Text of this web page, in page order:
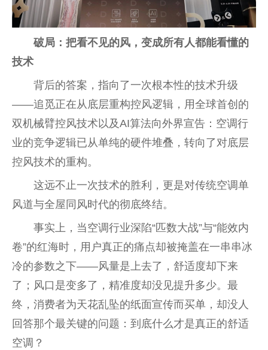
破局：把看不见的风，变成所有人都能看懂的
技术
背后的答案，指向了一次根本性的技术升级
——追觅正在从底层重构控风逻辑，用全球首创的
双机械臂控风技术以及AI算法向外界宣告：空调行
业的竞争逻辑已从单纯的硬件堆叠，转向了对底层
控风技术的重构。
这远不止一次技术的胜利，更是对传统空调单
风道与全屋同风时代的彻底终结。
事实上，当空调行业深陷“匹数大战”与“能效内
卷”的红海时，用户真正的痛点却被掩盖在一串串冰
冷的参数之下——风量是上去了，舒适度却下来
了；风口是变多了，精准度却没见提升多少。最
终，消费者为天花乱坠的纸面宣传而买单，却没人
回答那个最关键的问题：到底什么才是真正的舒适
空调？